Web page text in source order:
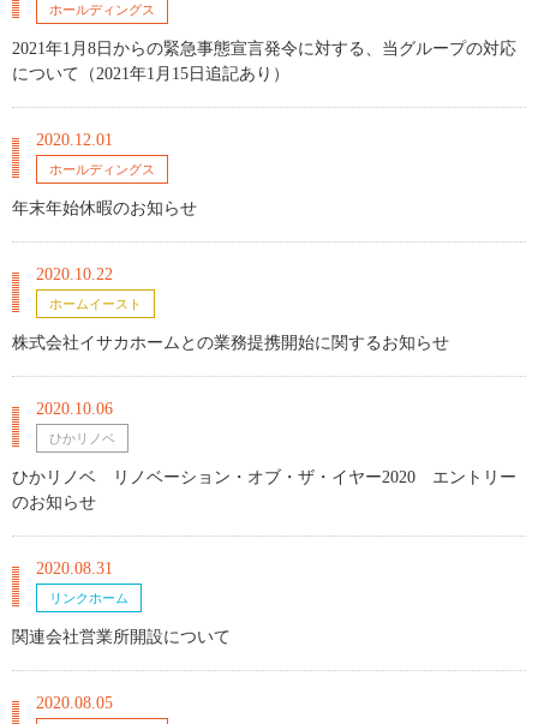
ホールディングス
2021年1月8日からの緊急事態宣言発令に対する、当グループの対応
について（2021年1月15日追記あり）
2020.12.01
ホールディングス
年末年始休暇のお知らせ
2020.10.22
ホームイースト
株式会社イサカホームとの業務提携開始に関するお知らせ
2020.10.06
ひかリノベ
ひかリノベ リノベーション・オブ・ザ・イヤー2020 エントリー
のお知らせ
2020.08.31
リンクホーム
関連会社営業所開設について
2020.08.05